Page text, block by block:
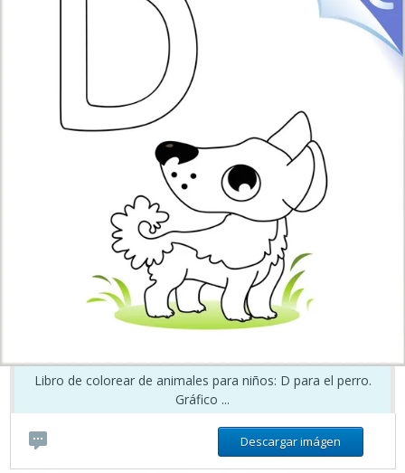
Libro de colorear de animales para niños: D para el perro.
Gráfico ...
Descargar imágen